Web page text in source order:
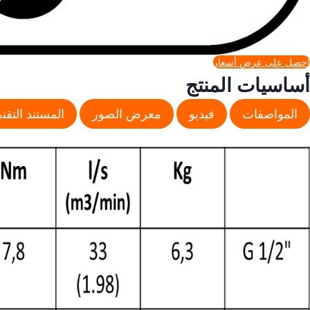
احصل على عرض أسعار
أساسيات المنتج
المواصفات فيديو معرض الصور المستند